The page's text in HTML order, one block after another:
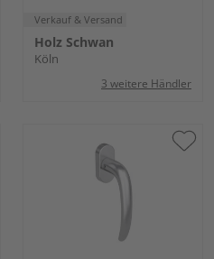
Verkauf & Versand
Holz Schwan
Köln
3 weitere Händler